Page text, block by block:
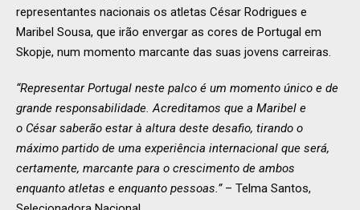
representantes nacionais os atletas César Rodrigues e
Maribel Sousa, que irão envergar as cores de Portugal em
Skopje, num momento marcante das suas jovens carreiras.
“Representar Portugal neste palco é um momento único e de
grande responsabilidade. Acreditamos que a Maribel e
o César saberão estar à altura deste desafio, tirando o
máximo partido de uma experiência internacional que será,
certamente, marcante para o crescimento de ambos
enquanto atletas e enquanto pessoas.”– Telma Santos,